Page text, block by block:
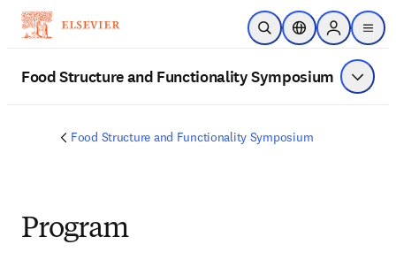
跳到主要內容
公開搜尋位置選擇器Sign in to
menu
Food Structure and Functionality Symposium 顯示選
Food Structure and Functionality Symposium
Program